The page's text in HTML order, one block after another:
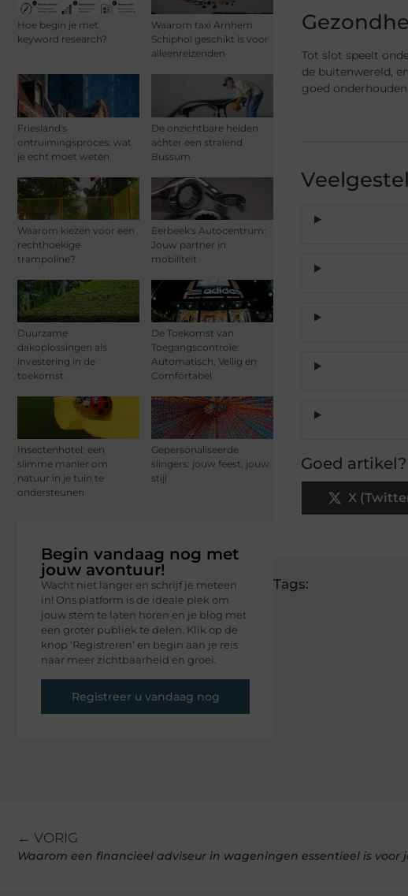
Hoe begin je met
keyword research?
Waarom taxi Arnhem
Schiphol geschikt is voor
alleenreizenden
Friesland's
ontruimingsproces: wat
je echt moet weten
De onzichtbare helden
achter een stralend
Bussum
Waarom kiezen voor een
rechthoekige
trampoline?
Eerbeek's Autocentrum:
Jouw partner in
mobiliteit
Duurzame
dakoplossingen als
investering in de
toekomst
De Toekomst van
Toegangscontrole:
Automatisch, Veilig en
Comfortabel
Insectenhotel: een
slimme manier om
natuur in je tuin te
ondersteunen
Gepersonaliseerde
slingers: jouw feest, jouw
stijl
Begin vandaag nog met
jouw avontuur!
Wacht niet langer en schrijf je meteen
in! Ons platform is de ideale plek om
jouw stem te laten horen en je blog met
een groter publiek te delen. Klik op de
knop ‘Registreren’ en begin aan je reis
naar meer zichtbaarheid en groei.
Registreer u vandaag nog
Tot slot speelt
de buitenwereld,
goed
Goed
X
Tags:
← VORIG
Waarom een financieel adviseur in wageningen essentieel is voor